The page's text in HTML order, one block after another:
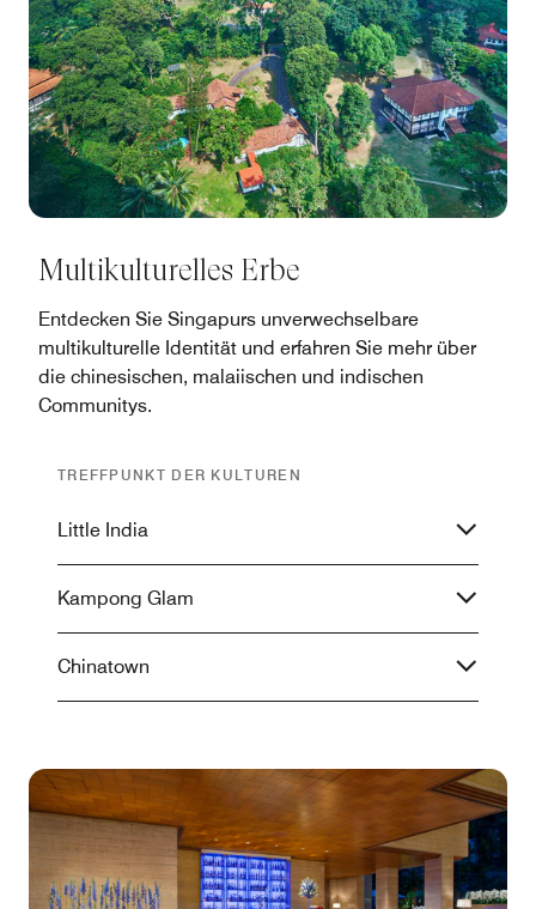
Multikulturelles Erbe
Entdecken Sie Singapurs unverwechselbare
multikulturelle Identität und erfahren Sie mehr über
die chinesischen, malaiischen und indischen
Communitys.
TREFFPUNKT DER KULTUREN
Little India
Kampong Glam
Chinatown